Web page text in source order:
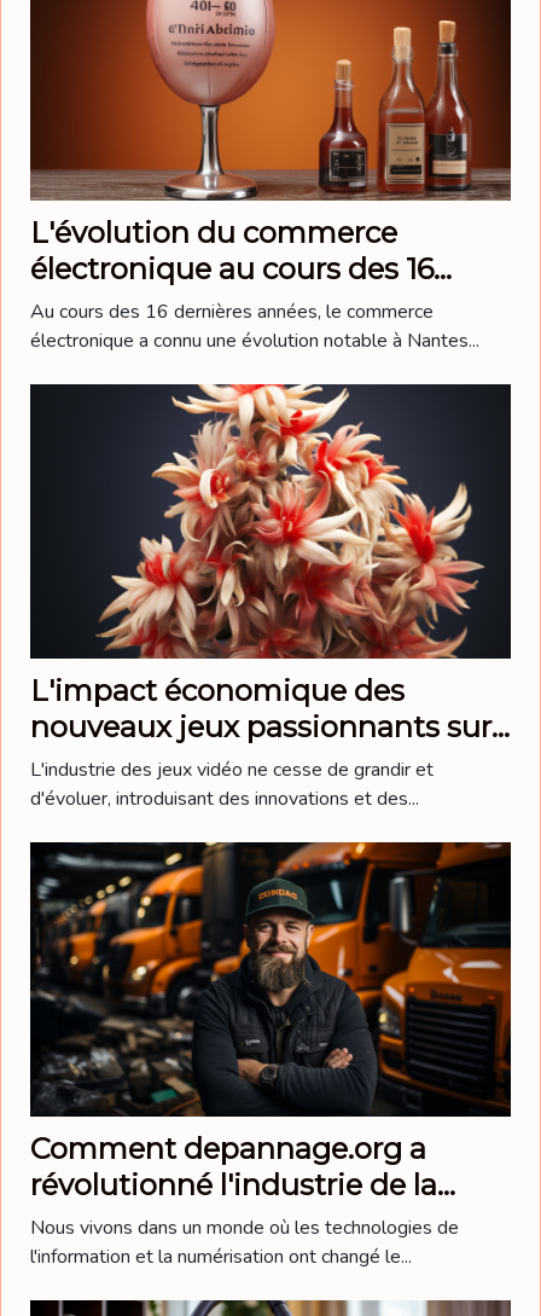
L'évolution du commerce
électronique au cours des 16
dernières années: une
perspective Nantaise
Au cours des 16 dernières années, le commerce
électronique a connu une évolution notable à Nantes...
L'impact économique des
nouveaux jeux passionnants sur
Nintendo Switch en octobre
L'industrie des jeux vidéo ne cesse de grandir et
d'évoluer, introduisant des innovations et des...
Comment depannage.org a
révolutionné l'industrie de la
maintenance
Nous vivons dans un monde où les technologies de
l'information et la numérisation ont changé le...